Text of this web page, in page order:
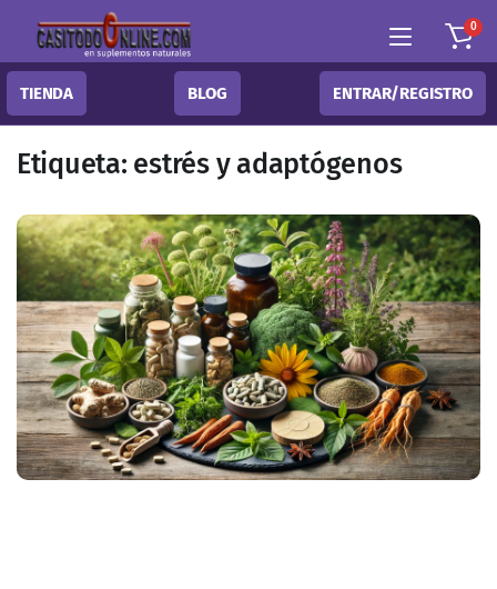
0
TIENDA BLOG ENTRAR/REGISTRO
Etiqueta: estrés y adaptógenos